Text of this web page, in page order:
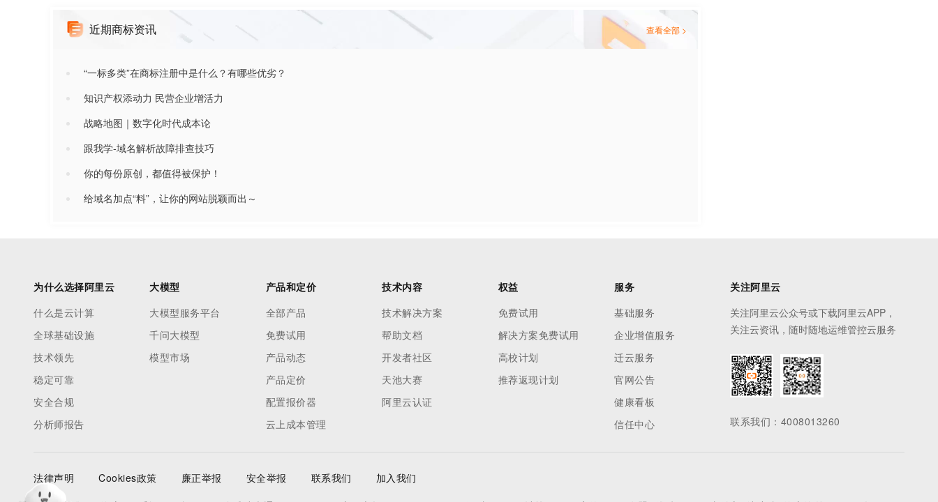
近期商标资讯 查看全部 >
“一标多类”在商标注册中是什么？有哪些优劣？
知识产权添动力 民营企业增活力
战略地图｜数字化时代成本论
跟我学-域名解析故障排查技巧
你的每份原创，都值得被保护！
给域名加点“料”，让你的网站脱颖而出～